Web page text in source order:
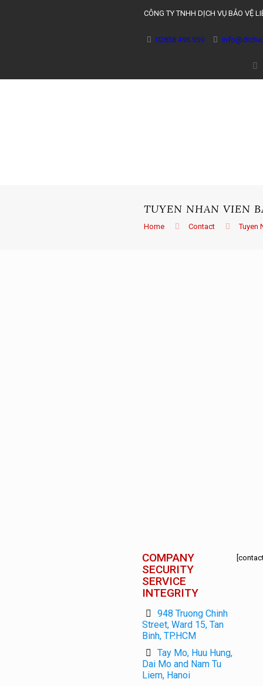
CÔNG TY TNHH DỊCH VỤ BẢO VỆ
02838 495 959
TUYEN NHAN VIEN
Home Contact Tuyen
COMPANY
SECURITY
SERVICE
INTEGRITY
948 Truong Chinh
Street, Ward 15, Tan
Binh, TP.HCM
Tay Mo, Huu Hung,
Dai Mo and Nam Tu
Liem, Hanoi